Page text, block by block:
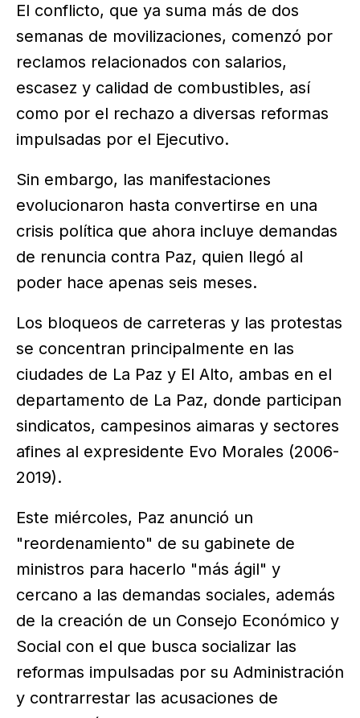
El conflicto, que ya suma más de dos
semanas de movilizaciones, comenzó por
reclamos relacionados con salarios,
escasez y calidad de combustibles, así
como por el rechazo a diversas reformas
impulsadas por el Ejecutivo.
Sin embargo, las manifestaciones
evolucionaron hasta convertirse en una
crisis política que ahora incluye demandas
de renuncia contra Paz, quien llegó al
poder hace apenas seis meses.
Los bloqueos de carreteras y las protestas
se concentran principalmente en las
ciudades de La Paz y El Alto, ambas en el
departamento de La Paz, donde participan
sindicatos, campesinos aimaras y sectores
afines al expresidente Evo Morales (2006-
2019).
Este miércoles, Paz anunció un
"reordenamiento" de su gabinete de
ministros para hacerlo "más ágil" y
cercano a las demandas sociales, además
de la creación de un Consejo Económico y
Social con el que busca socializar las
reformas impulsadas por su Administración
y contrarrestar las acusaciones de